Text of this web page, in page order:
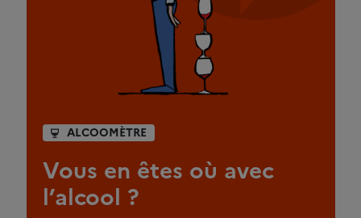
ALCOOMÈTRE
Vous en êtes où avec
l’alcool ?